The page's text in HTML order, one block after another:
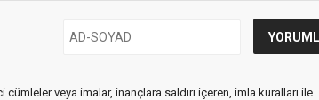
veya imalar, inançlara saldırı içeren, imla kuralları ile